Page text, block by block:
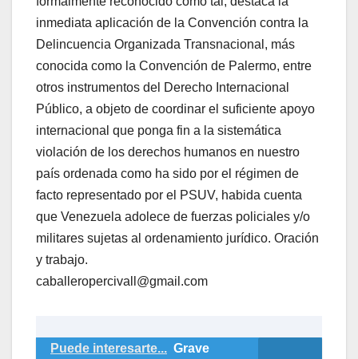
inmediata aplicación de la Convención contra la
Delincuencia Organizada Transnacional, más
conocida como la Convención de Palermo, entre
otros instrumentos del Derecho Internacional
Público, a objeto de coordinar el suficiente apoyo
internacional que ponga fin a la sistemática
violación de los derechos humanos en nuestro
país ordenada como ha sido por el régimen de
facto representado por el PSUV, habida cuenta
que Venezuela adolece de fuerzas policiales y/o
militares sujetas al ordenamiento jurídico. Oración
y trabajo.
caballeropercivall@gmail.com
Puede interesarte... Grave